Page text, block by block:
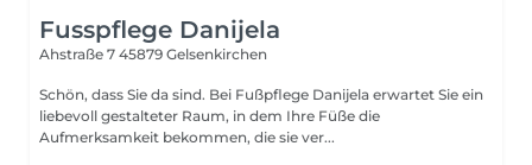
Fusspflege Danijela
Ahstraße 7 45879 Gelsenkirchen
Schön, dass Sie da sind. Bei Fußpflege Danijela erwartet Sie ein
liebevoll gestalteter Raum, in dem Ihre Füße die
Aufmerksamkeit bekommen, die sie ver...